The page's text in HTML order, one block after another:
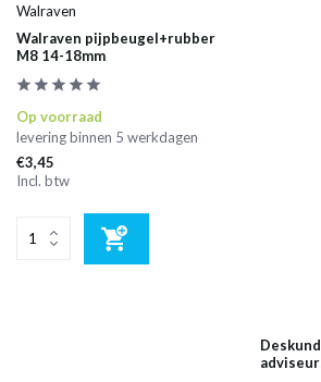
Walraven
Walraven pijpbeugel+rubber
M8 14-18mm
Op voorraad
levering binnen 5 werkdagen
€3,45
Incl. btw